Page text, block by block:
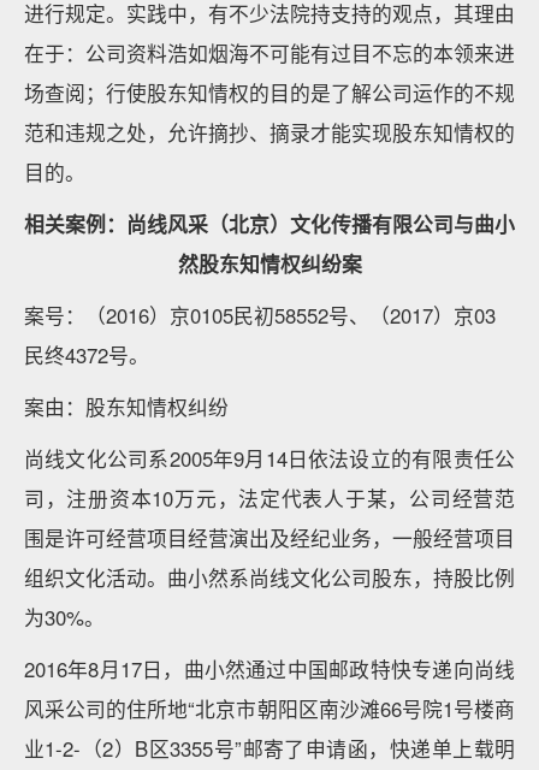
进行规定。实践中，有不少法院持支持的观点，其理由
在于：公司资料浩如烟海不可能有过目不忘的本领来进
场查阅；行使股东知情权的目的是了解公司运作的不规
范和违规之处，允许摘抄、摘录才能实现股东知情权的
目的。
相关案例：尚线风采（北京）文化传播有限公司与曲小
然股东知情权纠纷案
案号：（2016）京0105民初58552号、（2017）京03
民终4372号。
案由：股东知情权纠纷
尚线文化公司系2005年9月14日依法设立的有限责任公
司，注册资本10万元，法定代表人于某，公司经营范
围是许可经营项目经营演出及经纪业务，一般经营项目
组织文化活动。曲小然系尚线文化公司股东，持股比例
为30%。
2016年8月17日，曲小然通过中国邮政特快专递向尚线
风采公司的住所地“北京市朝阳区南沙滩66号院1号楼商
业1-2-（2）B区3355号”邮寄了申请函，快递单上载明